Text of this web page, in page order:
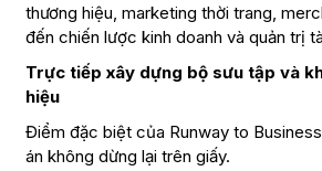
thương hiệu, marketing thời trang,
đến chiến lược kinh doanh và quản trị
Trực tiếp xây dựng bộ sưu tập và
hiệu
Điểm đặc biệt của Runway to
án không dừng lại trên giấy.